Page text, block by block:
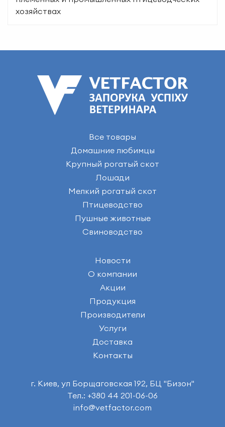
хозяйствах
Все товары
Домашние любимцы
Крупный рогатый скот
Лошади
Мелкий рогатый скот
Птицеводство
Пушные животные
Свиноводство
Новости
О компании
Акции
Продукция
Производители
Услуги
Доставка
Контакты
г. Киев, ул Борщаговская 192, БЦ "Бизон"
Тел.: +380 44 201-06-06
info@vetfactor.com